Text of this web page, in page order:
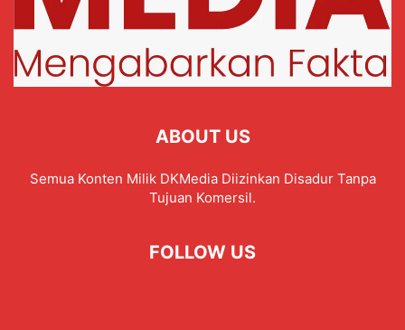
ABOUT US
Semua Konten Milik DKMedia Diizinkan Disadur Tanpa
Tujuan Komersil.
FOLLOW US